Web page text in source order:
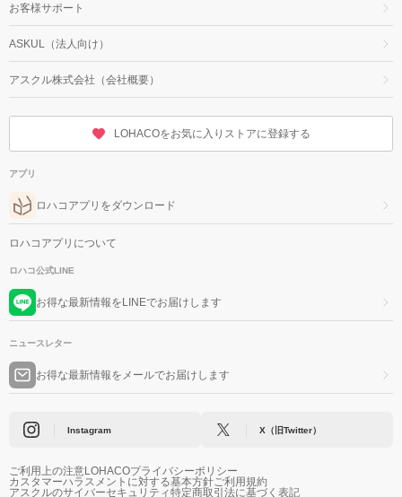
お客様サポート
ASKUL（法人向け）
アスクル株式会社（会社概要）
LOHACOをお気に入りストアに登録する
アプリ
ロハコアプリをダウンロード
ロハコアプリについて
ロハコ公式LINE
お得な最新情報をLINEでお届けします
ニュースレター
お得な最新情報をメールでお届けします
Instagram X（旧Twitter）
ご利用上の注意LOHACOプライバシーポリシー
カスタマーハラスメントに対する基本方針ご利用規約
アスクルのサイバーセキュリティ特定商取引法に基づく表記